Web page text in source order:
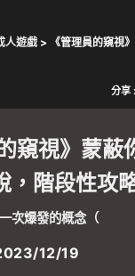
人遊戲> 《管理員的窺視
分享 :
窺視》蒙蔽
，階段性攻
次爆發的概念（
12/19